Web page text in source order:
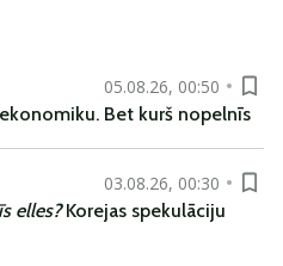
05.08.26, 00:50
Bet kurš nopelnīs
03.08.26, 00:30
elles?Korejas spekulāciju